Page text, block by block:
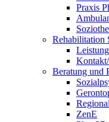
Praxis
Rehabilitation
Beratung und
ZenE